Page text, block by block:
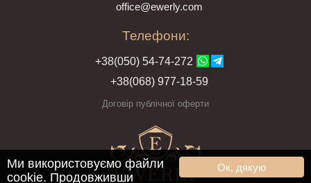
office@ewerly.com
Телефони:
+38(050) 54-74-272
+38(068) 977-18-59
Договір публічної оферти
Ок, дякую
Ми використовуємо файли
cookie. Продовживши